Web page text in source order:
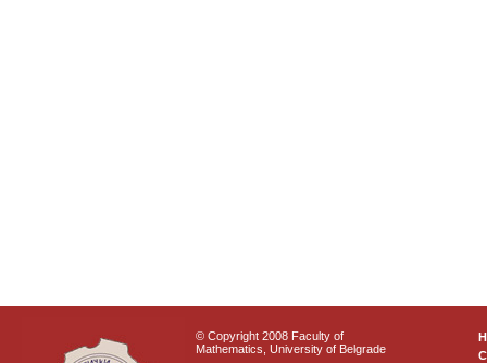
© Copyright 2008 Faculty of
Mathematics, University of Belgrade